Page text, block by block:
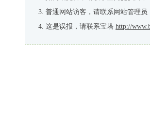
普通网站访客，请联系网站管理员
这是误报，请联系宝塔 http://